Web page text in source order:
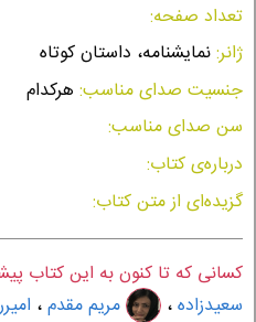
تعداد صفحه:
ژانر:نمایشنامه، داستان کوتاه
جنسیت صدای مناسب: هرکدام
سن صدای مناسب:
درباره‌ی کتاب:
گزیده‌ای از متن کتاب:
کسانی که تا کنون به این کتاب
سعیدزاده، مریم مقدم،